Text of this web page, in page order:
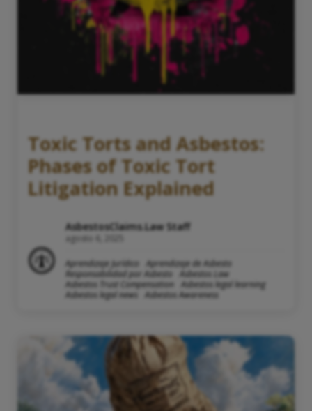
Toxic Torts and Asbestos:
Phases of Toxic Tort
Litigation Explained
AsbestosClaims.Law Staff
agosto 6, 2025
Aprendizaje Jurídico
Aprendizaje de Asbesto
Responsabilidad por Asbesto
Asbestos Law
Asbestos Trust Compensation
Asbestos legal learning
Asbestos legal news
Asbestos Awareness